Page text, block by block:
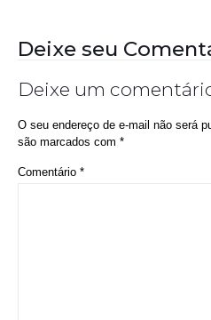
Deixe seu
Deixe um
O seu endereço de e-mail não será
são marcados com *
Comentário *